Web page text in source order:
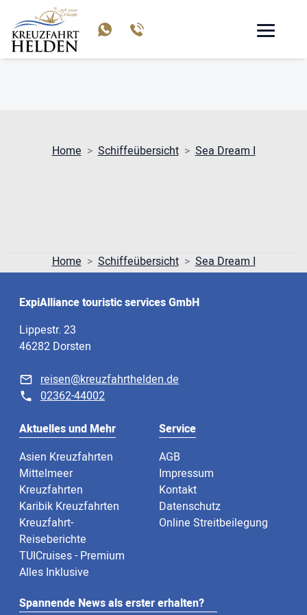
Home Schiffeübersicht Sea Dream I
Home Schiffeübersicht Sea Dream I
ExpiAlliance touristic services GmbH
Lippestr. 23
46282 Dorsten
reisen@kreuzfahrthelden.de
02362-44002
Aktuelles und Mehr
Asien Kreuzfahrten
Mittelmeer
Kreuzfahrten
Karibik Kreuzfahrten
Kreuzfahrt-
Reiseberichte
TUICruises - Premium
Alles Inklusive
Service
AGB
Impressum
Kontakt
Datenschutz
Online Streitbeilegung
Spannende News als erster erhalten?